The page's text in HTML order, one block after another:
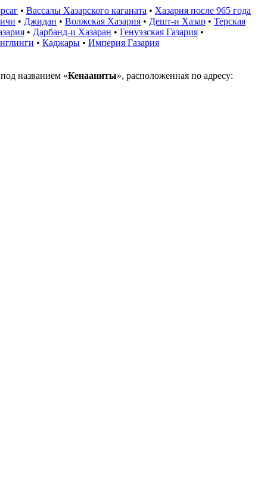
• Вассалы Хазарского каганата • Хазария после 965 года
• Джидан • Волжская Хазария • Дешт-и Хазар • Терская
• Дарбанд-и Хазаран • Генуэзская Газария •
• Каджары • Империя Газария
названием «Кенааниты», расположенная по адресу: